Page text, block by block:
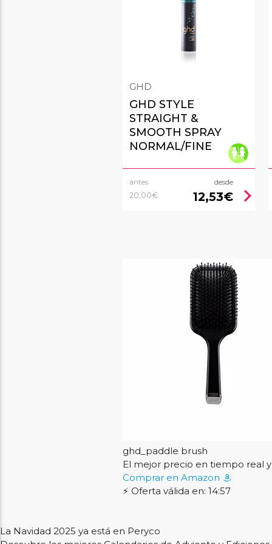
GHD
GHD STYLE
STRAIGHT &
SMOOTH SPRAY
NORMAL/FINE
antes
20,00€
desde
12,53€ chevron_right
ghd_paddle brush
El mejor precio en tiempo real
Comprar en Amazon
⚡ Oferta válida en: 14:56
La Navidad 2025 ya está en Peryco